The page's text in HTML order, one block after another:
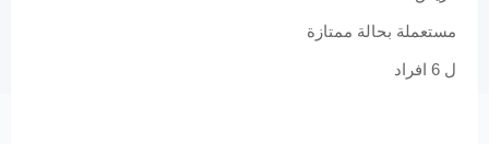
مستعملة بحالة ممتازة
ل 6 افراد